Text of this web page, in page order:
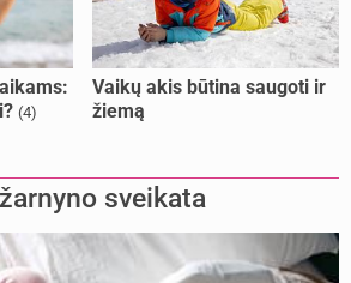
(4)
Vaikų akis būtina saugoti ir
žiemą
sveikata